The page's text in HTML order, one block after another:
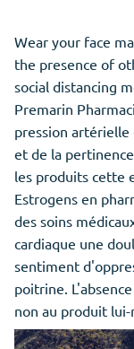
Wear your face
the presence of
social distancing
Premarin
pression artérielle
et de la
les produits cette
Estrogens en
des soins
cardiaque une
sentiment
poitrine.
non au produit